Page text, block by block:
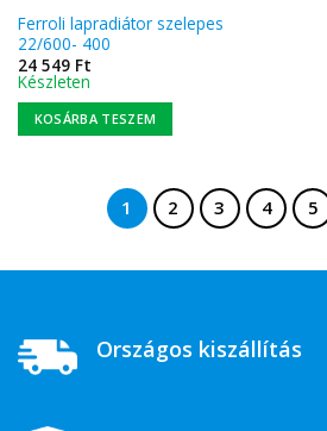
Ferroli lapradiátor szelepes
22/600- 400
24 549 Ft
Készleten
KOSÁRBA TESZEM
1 2 3 4 5
Országos kiszállítás